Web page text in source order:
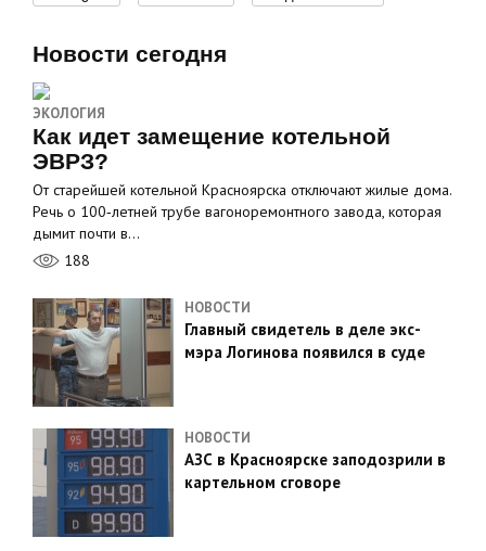
Новости сегодня
ЭКОЛОГИЯ
Как идет замещение котельной
ЭВРЗ?
От старейшей котельной Красноярска отключают жилые дома.
Речь о 100‑летней трубе вагоноремонтного завода, которая
дымит почти в…
188
НОВОСТИ
Главный свидетель в деле экс-
мэра Логинова появился в суде
НОВОСТИ
АЗС в Красноярске заподозрили в
картельном сговоре